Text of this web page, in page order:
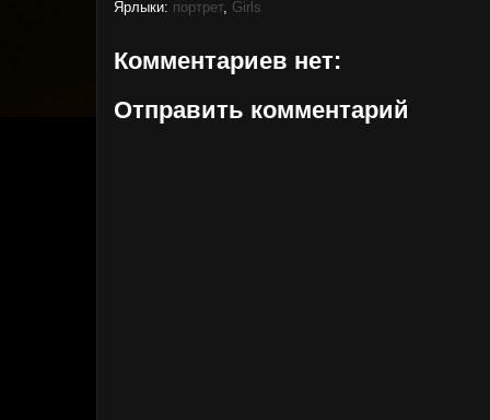
Ярлыки: портрет, Girls
Комментариев нет:
Отправить комментарий